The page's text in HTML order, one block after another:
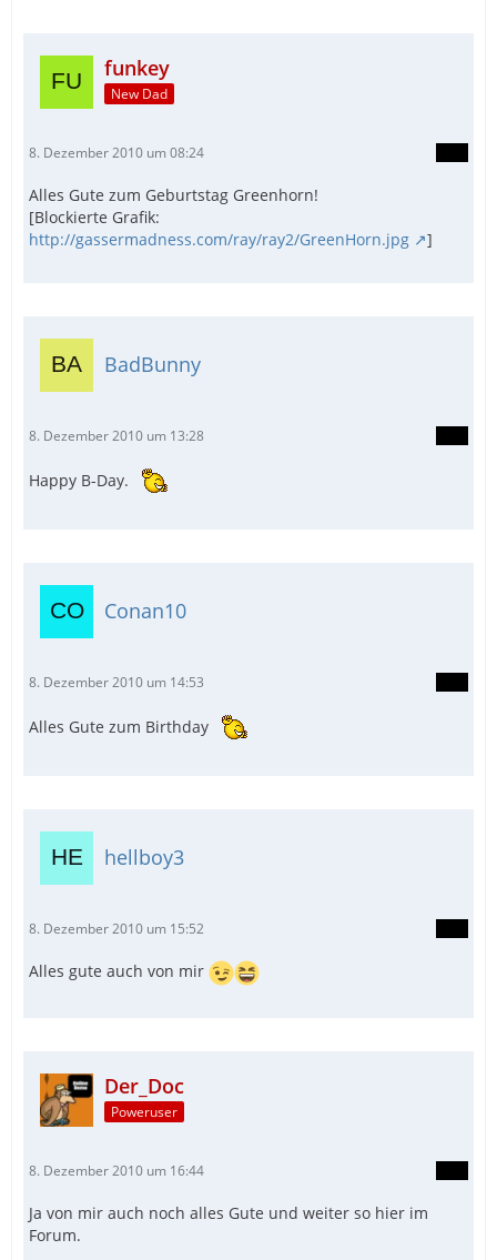
funkey
New Dad
8. Dezember 2010 um 08:24
Alles Gute zum Geburtstag Greenhorn!
[Blockierte Grafik:
http://gassermadness.com/ray/ray2/GreenHorn.jpg
]
BadBunny
8. Dezember 2010 um 13:28
Happy B-Day.
Conan10
8. Dezember 2010 um 14:53
Alles Gute zum Birthday
hellboy3
8. Dezember 2010 um 15:52
Alles gute auch von mir
Der_Doc
Poweruser
8. Dezember 2010 um 16:44
Ja von mir auch noch alles Gute und weiter so hier im
Forum.